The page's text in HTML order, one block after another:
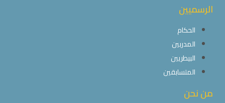
الرسميين
الحكام
المدربين
البيطريين
المتسابقين
من نحن